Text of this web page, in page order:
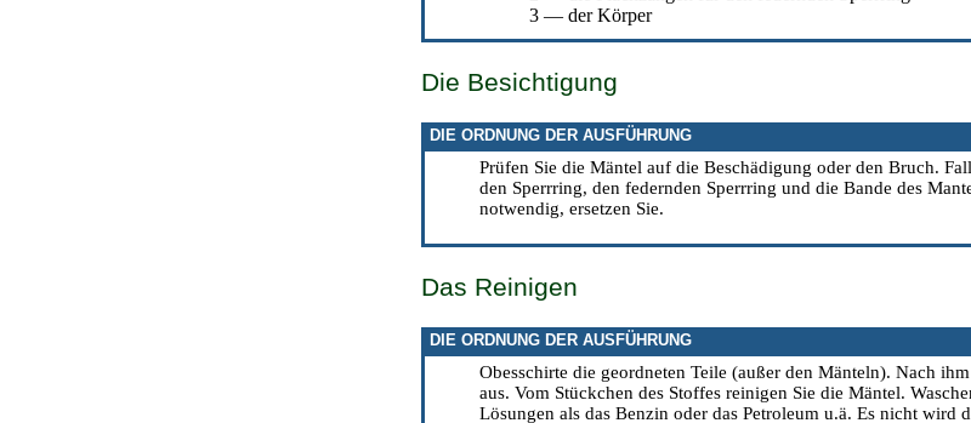
3 — der Körper
Die Besichtigung
DIE ORDNUNG DER AUSFÜHRUNG
Prüfen Sie die Mäntel auf die Beschädigung oder den Bruch.
den Sperrring, den federnden Sperrring und die Bande des
notwendig, ersetzen Sie.
Das Reinigen
DIE ORDNUNG DER AUSFÜHRUNG
Obesschirte die geordneten Teile (außer den Mänteln). Nach
aus. Vom Stückchen des Stoffes reinigen Sie die Mäntel.
Lösungen als das Benzin oder das Petroleum u.ä. Es nicht wird